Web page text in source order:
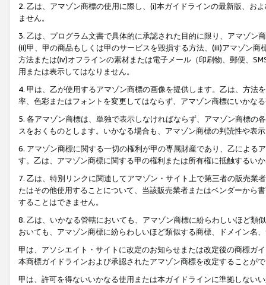
2. 乙は、アマゾン商標の使用に際し、(i)本ガイドラインの最新版、お
ません。
3. 乙は、プログラム文書で具体的に承認された目的に限り、アマゾン
(ii)甲、甲の商品もしくは甲のサービスを毀損する方法、(iii)アマゾン
方法または(iv)オフラインの素材または電子メール（印刷物、郵便、
用または表示してはなりません。
4. 甲は、乙が使用するアマゾン商標の画像を提供します。乙は、方
率、色彩またはフォントを変更してはならず、アマゾン商標にいかな
5. 各アマゾン商標は、単独で表示しなければならず、アマゾン商標
スをおくものとします。いかなる場合も、アマゾン商標の判読性や表
6. アマゾン商標に関する一切の権利が甲の専属財産であり、乙による
す。乙は、アマゾン商標に関する甲の権利または所有権に抵触するい
7. 乙は、特別リンクに関連してアマゾン・サイト上で第三者の販売
たはその他使用することについて、当該販売業者またはベンダーから
することはできません。
8. 乙は、いかなる管轄においても、アマゾン商標に紛らわしいほど類
おいても、アマゾン商標に紛らわしいほど類似する商標、ドメイン名
甲は、アソシエイト・サイトに改定のお知らせまたは改定後の商標ガ
本商標ガイドラインおよび承認されたアマゾン商標を改定することが
甲は、許可を得ないいかなる使用または本ガイドラインに準拠しない